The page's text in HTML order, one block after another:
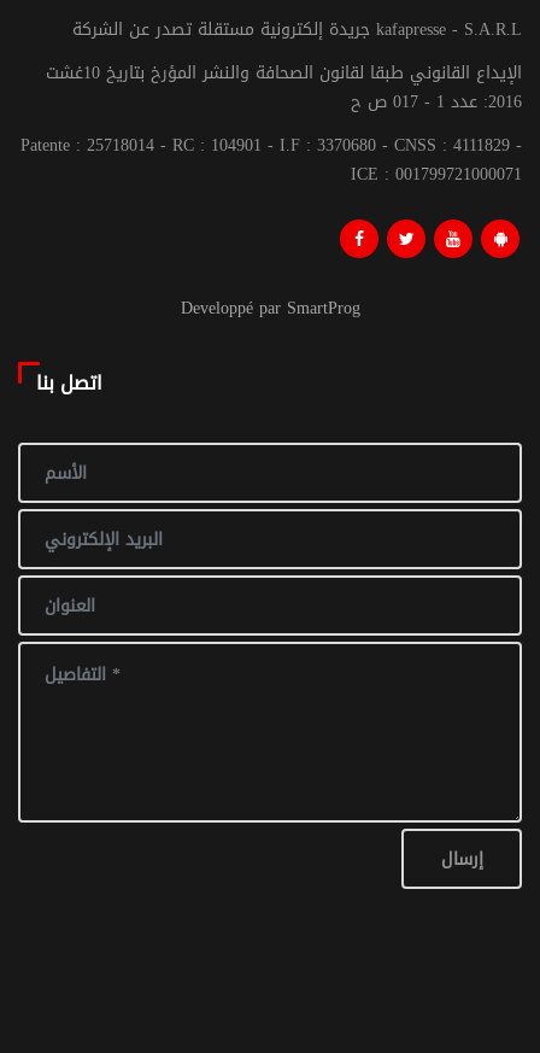
جريدة إلكترونية مستقلة تصدر عن الشركة kafapresse - S.A.R.L
الإيداع القانوني طبقا لقانون الصحافة والنشر المؤرخ بتاريخ 10غشت
2016: عدد 1 - 017 ص ح
Patente : 25718014 - RC : 104901 - I.F : 3370680 - CNSS : 4111829 -
ICE : 001799721000071
Developpé par SmartProg
اتصل بنا